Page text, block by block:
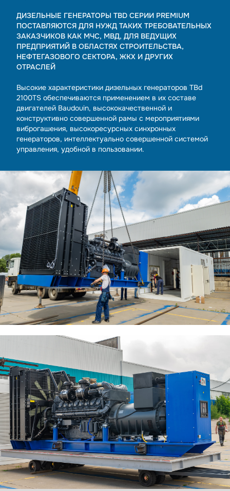
ДИЗЕЛЬНЫЕ ГЕНЕРАТОРЫ TBD СЕРИИ PREMIUM
ПОСТАВЛЯЮТСЯ ДЛЯ НУЖД ТАКИХ ТРЕБОВАТЕЛЬНЫХ
ЗАКАЗЧИКОВ КАК МЧС, МВД, ДЛЯ ВЕДУЩИХ
ПРЕДПРИЯТИЙ В ОБЛАСТЯХ СТРОИТЕЛЬСТВА,
НЕФТЕГАЗОВОГО СЕКТОРА, ЖКХ И ДРУГИХ
ОТРАСЛЕЙ
Высокие характеристики дизельных генераторов TBd
2100TS обеспечиваются применением в их составе
двигателей Baudouin, высококачественной и
конструктивно совершенной рамы с мероприятиями
виброгашения, высокоресурсных синхронных
генераторов, интеллектуально совершенной системой
управления, удобной в пользовании.